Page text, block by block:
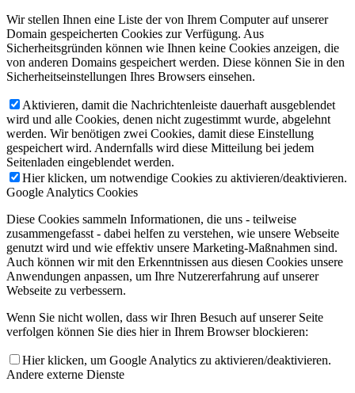
Wir stellen Ihnen eine Liste der von Ihrem Computer auf unserer
Domain gespeicherten Cookies zur Verfügung. Aus
Sicherheitsgründen können wie Ihnen keine Cookies anzeigen, die
von anderen Domains gespeichert werden. Diese können Sie in den
Sicherheitseinstellungen Ihres Browsers einsehen.
Aktivieren, damit die Nachrichtenleiste dauerhaft ausgeblendet
wird und alle Cookies, denen nicht zugestimmt wurde, abgelehnt
werden. Wir benötigen zwei Cookies, damit diese Einstellung
gespeichert wird. Andernfalls wird diese Mitteilung bei jedem
Seitenladen eingeblendet werden.
Hier klicken, um notwendige Cookies zu aktivieren/deaktivieren.
Google Analytics Cookies
Diese Cookies sammeln Informationen, die uns - teilweise
zusammengefasst - dabei helfen zu verstehen, wie unsere Webseite
genutzt wird und wie effektiv unsere Marketing-Maßnahmen sind.
Auch können wir mit den Erkenntnissen aus diesen Cookies unsere
Anwendungen anpassen, um Ihre Nutzererfahrung auf unserer
Webseite zu verbessern.
Wenn Sie nicht wollen, dass wir Ihren Besuch auf unserer Seite
verfolgen können Sie dies hier in Ihrem Browser blockieren:
Hier klicken, um Google Analytics zu aktivieren/deaktivieren.
Andere externe Dienste